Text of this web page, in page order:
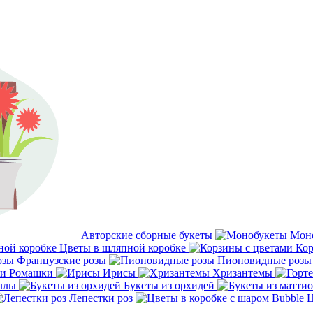
Авторские сборные букеты
Цветы в шляпной коробке
Французские розы
Пионовидные розы
Ромашки
Ирисы
Хризантемы
Букеты из орхидей
Лепестки роз